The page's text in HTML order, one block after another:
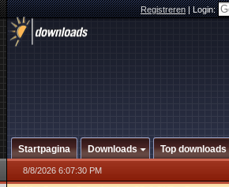
Registreren|Login:
Startpagina Downloads Top downloads
8/8/2026 6:07:30 PM